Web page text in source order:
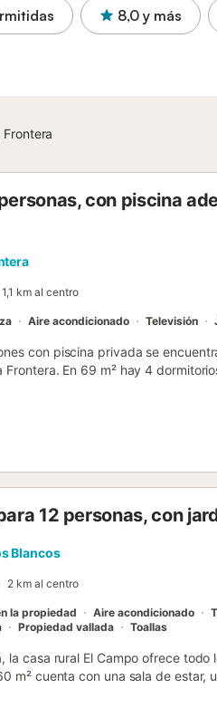
8,0 y más
con piscina
1,1 km al centro
Aire acondicionado Televisión
con piscina privada se
Frontera. En 69 m² hay 4
los alrededores y puestas de sol
y una playa artificial de arena
con impresionantes lugares de
12 personas, con
Blancos
2 km al centro
la propiedad Aire acondicionado
Propiedad vallada Toallas
la casa rural El Campo ofrece
m² cuenta con una sala de
Entre los servicios adicionales